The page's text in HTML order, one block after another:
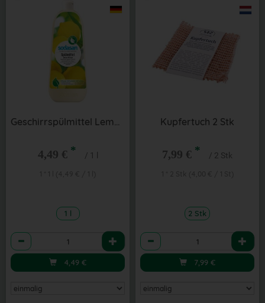
Geschirrspülmittel Lemon & Lime
4,49 € * / 1 l
1 l
Anzahl
4,49 €
Kupfertuch 2 Stk
7,99 € * / 2 Stk
2 Stk
Anzahl
7,99 €